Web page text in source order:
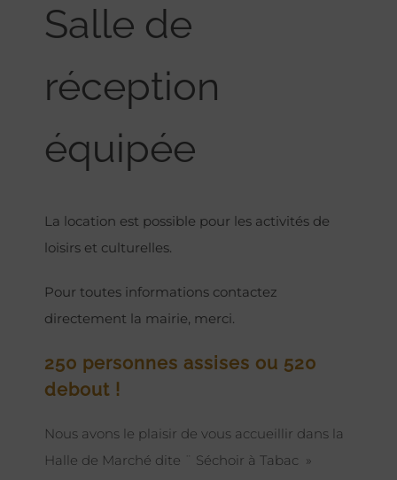
Salle de
réception
équipée
La location est possible pour les activités de
loisirs et culturelles.
Pour toutes informations contactez
directement la mairie, merci.
250 personnes assises ou 520
debout !
Nous avons le plaisir de vous accueillir dans la
Halle de Marché dite ¨ Séchoir à Tabac »